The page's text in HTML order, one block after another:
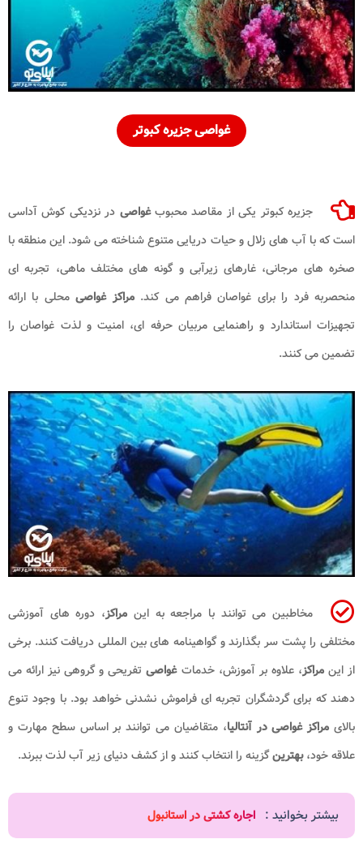
غواصی جزیره کبوتر
جزیره کبوتر یکی از مقاصد محبوبغواصی در نزدیکی کوش آداسی
است که با آب های زلال و حیات دریایی متنوع شناخته می شود. این منطقه با
صخره های مرجانی، غارهای زیرآبی و گونه های مختلف ماهی، تجربه ای
منحصربه فرد را برای غواصان فراهم می کند.مراکز غواصیمحلی با ارائه
تجهیزات استاندارد و راهنمایی مربیان حرفه ای، امنیت و لذت غواصان را
تضمین می کنند.
مخاطبین می توانند با مراجعه به این مراکز، دوره های آموزشی
مختلفی را پشت سر بگذارند و گواهینامه های بین المللی دریافت کنند. برخی
از اینمراکز، علاوه بر آموزش، خدماتغواصی تفریحی و گروهی نیز ارائه می
دهند که برای گردشگران تجربه ای فراموش نشدنی خواهد بود. با وجود تنوع
بالای مراکز غواصی در آنتالیا، متقاضیان می توانند بر اساس سطح مهارت و
علاقه خود،بهترینگزینه را انتخاب کنند و از کشف دنیای زیر آب لذت ببرند.
بیشتر بخوانید : اجاره کشتی در استانبول